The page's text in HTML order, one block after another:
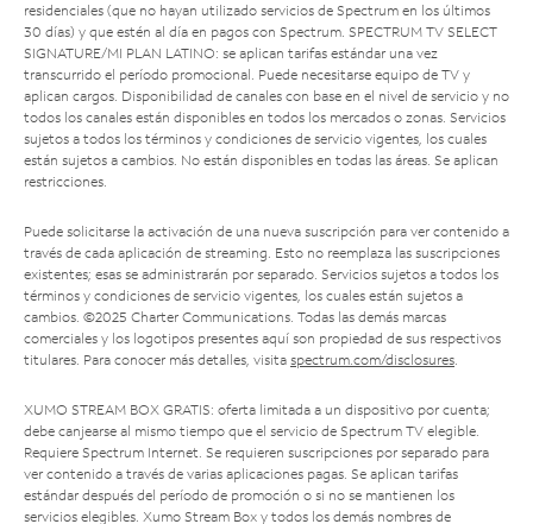
residenciales (que no hayan utilizado servicios de Spectrum en los últimos
30 días) y que estén al día en pagos con Spectrum. SPECTRUM TV SELECT
SIGNATURE/MI PLAN LATINO: se aplican tarifas estándar una vez
transcurrido el período promocional. Puede necesitarse equipo de TV y
aplican cargos. Disponibilidad de canales con base en el nivel de servicio y no
todos los canales están disponibles en todos los mercados o zonas. Servicios
sujetos a todos los términos y condiciones de servicio vigentes, los cuales
están sujetos a cambios. No están disponibles en todas las áreas. Se aplican
restricciones.
Puede solicitarse la activación de una nueva suscripción para ver contenido a
través de cada aplicación de streaming. Esto no reemplaza las suscripciones
existentes; esas se administrarán por separado. Servicios sujetos a todos los
términos y condiciones de servicio vigentes, los cuales están sujetos a
cambios. ©2025 Charter Communications. Todas las demás marcas
comerciales y los logotipos presentes aquí son propiedad de sus respectivos
titulares. Para conocer más detalles, visita spectrum.com/disclosures.
XUMO STREAM BOX GRATIS: oferta limitada a un dispositivo por cuenta;
debe canjearse al mismo tiempo que el servicio de Spectrum TV elegible.
Requiere Spectrum Internet. Se requieren suscripciones por separado para
ver contenido a través de varias aplicaciones pagas. Se aplican tarifas
estándar después del período de promoción o si no se mantienen los
servicios elegibles. Xumo Stream Box y todos los demás nombres de